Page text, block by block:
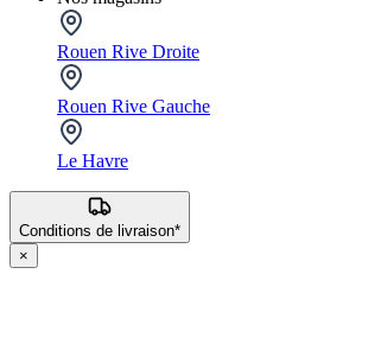
Rouen Rive Droite
Rouen Rive Gauche
Le Havre
Conditions de livraison*
×